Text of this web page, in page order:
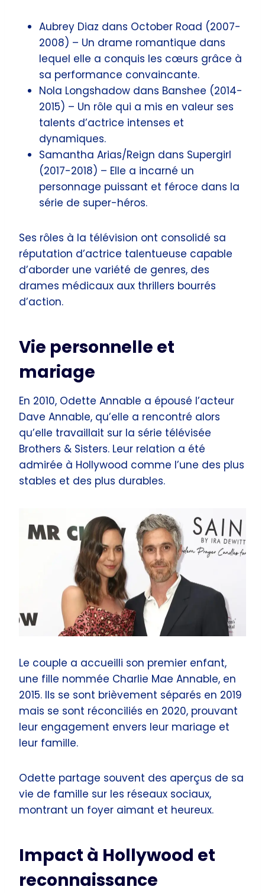
Aubrey Diaz dans October Road (2007-
2008) – Un drame romantique dans
lequel elle a conquis les cœurs grâce à
sa performance convaincante.
Nola Longshadow dans Banshee (2014-
2015) – Un rôle qui a mis en valeur ses
talents d’actrice intenses et
dynamiques.
Samantha Arias/Reign dans Supergirl
(2017-2018) – Elle a incarné un
personnage puissant et féroce dans la
série de super-héros.
Ses rôles à la télévision ont consolidé sa
réputation d’actrice talentueuse capable
d’aborder une variété de genres, des
drames médicaux aux thrillers bourrés
d’action.
Vie personnelle et
mariage
En 2010, Odette Annable a épousé l’acteur
Dave Annable, qu’elle a rencontré alors
qu’elle travaillait sur la série télévisée
Brothers & Sisters. Leur relation a été
admirée à Hollywood comme l’une des plus
stables et des plus durables.
Le couple a accueilli son premier enfant,
une fille nommée Charlie Mae Annable, en
2015. Ils se sont brièvement séparés en 2019
mais se sont réconciliés en 2020, prouvant
leur engagement envers leur mariage et
leur famille.
Odette partage souvent des aperçus de sa
vie de famille sur les réseaux sociaux,
montrant un foyer aimant et heureux.
Impact à Hollywood et
reconnaissance